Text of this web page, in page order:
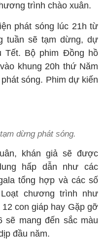
trình chào xuân.
phát sóng lúc 21h từ
tuần sẽ tạm dừng, dự
Tết. Bộ phim Đồng hồ
khung 20h thứ Năm
sóng. Phim dự kiến
dừng phát sóng.
khán giả sẽ được
hấp dẫn như các
tổng hợp và các số
chương trình như
con giáp hay Gặp gỡ
sẽ mang đến sắc màu
đầu năm.